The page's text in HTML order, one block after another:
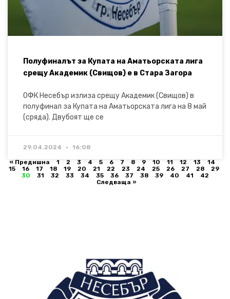
Полуфиналът за Купата на Аматьорската лига
срещу Академик (Свищов) е в Стара Загора
ОФК Несебър излиза срещу Академик (Свищов) в
полуфинал за Купата на Аматьорската лига на 8 май
(сряда). Двубоят ще се
29.04.2024 16:08
« Предишна 1 2 3 4 5 6 7 8 9 10 11 12 13
14
15
16 17 18 19 20 21 22 23 24 25 26 27 28
29
30
31 32 33 34 35 36 37 38 39 40 41
42
Следваща »